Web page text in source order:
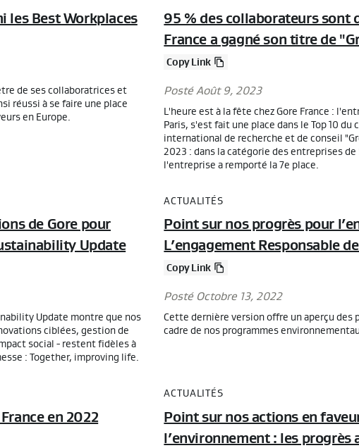
les Best Workplaces
de ses collaboratrices et
réussi à se faire une place
en Europe.
95 % des collaborateurs sont
France a gagné son titre de
Copy Link
Posté Août 9, 2023
L'heure est à la fête chez Gore France :
Paris, s'est fait une place dans le Top 10
international de recherche et de conseil
2023 : dans la catégorie des entreprises de
l'entreprise a remporté la 7e place.
de Gore pour
Update
Update montre que nos
ciblées, gestion de
social - restent fidèles à
: Together, improving life.
ACTUALITÉS
Point sur nos progrès pour
L’engagement Responsable
Copy Link
Posté Octobre 13, 2022
Cette dernière version offre un aperçu des
cadre de nos programmes
en 2022
ACTUALITÉS
Point sur nos actions en
l’environnement : les progrès